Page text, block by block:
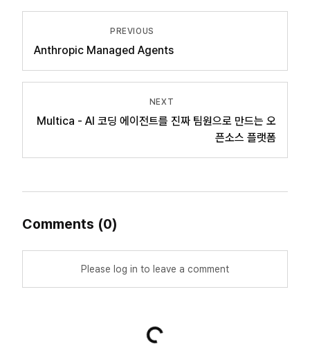
PREVIOUS
Anthropic Managed Agents
NEXT
Multica - AI 코딩 에이전트를 진짜 팀원으로 만드는 오
픈소스 플랫폼
Comments (0)
Please log in to leave a comment